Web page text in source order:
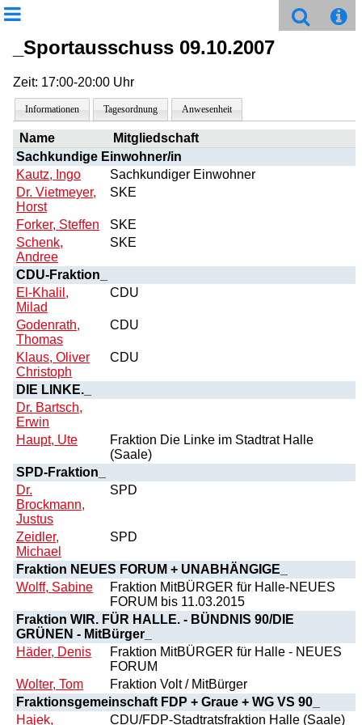
_Sportausschuss 09.10.2007
Zeit: 17:00-20:00 Uhr
Informationen Tagesordnung Anwesenheit
Name
Mitgliedschaft
Sachkundige Einwohner/in
Kautz, Ingo
Sachkundiger Einwohner
Dr. Vietmeyer,
Horst
SKE
Forker, Steffen
SKE
Schenk,
Andree
SKE
CDU-Fraktion_
El-Khalil,
Milad
CDU
Godenrath,
Thomas
CDU
Klaus, Oliver
Christoph
CDU
DIE LINKE._
Dr. Bartsch,
Erwin
Haupt, Ute
Fraktion Die Linke im Stadtrat Halle
(Saale)
SPD-Fraktion_
Dr.
Brockmann,
Justus
SPD
Zeidler,
Michael
SPD
Fraktion NEUES FORUM + UNABHÄNGIGE_
Wolff, Sabine
Fraktion MitBÜRGER für Halle-NEUES
FORUM bis 11.03.2015
Fraktion WIR. FÜR HALLE. - BÜNDNIS 90/DIE
GRÜNEN - MitBürger_
Häder, Denis
Fraktion MitBÜRGER für Halle - NEUES
FORUM
Wolter, Tom
Fraktion Volt / MitBürger
Fraktionsgemeinschaft FDP + Graue + WG VS 90_
Hajek,
CDU/FDP-Stadtratsfraktion Halle (Saale)